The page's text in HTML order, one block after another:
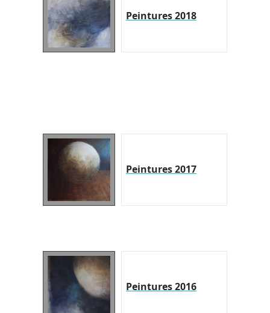
Peintures 2018
Peintures 2017
Peintures 2016